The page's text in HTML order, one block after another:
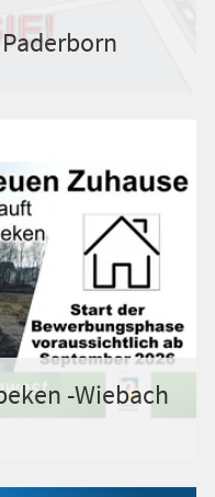
-Wiebach